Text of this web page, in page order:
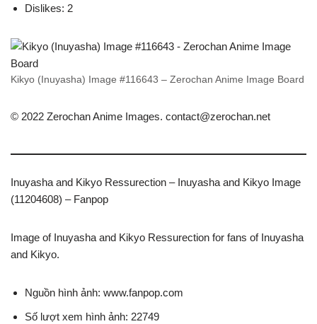
Dislikes: 2
Kikyo (Inuyasha) Image #116643 – Zerochan Anime Image Board
© 2022 Zerochan Anime Images. contact@zerochan.net
Inuyasha and Kikyo Ressurection – Inuyasha and Kikyo Image
(11204608) – Fanpop
Image of Inuyasha and Kikyo Ressurection for fans of Inuyasha
and Kikyo.
Nguồn hình ảnh: www.fanpop.com
Số lượt xem hình ảnh: 22749